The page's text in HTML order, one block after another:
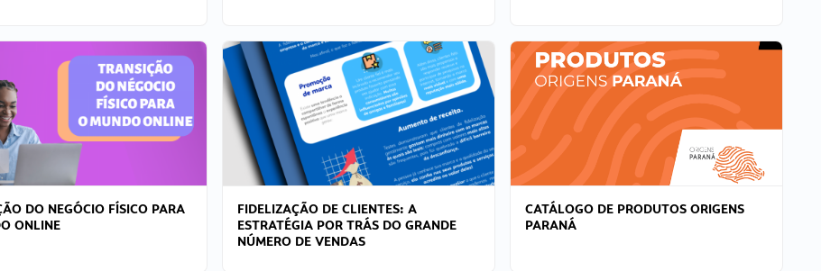
DO NEGÓCIO FÍSICO PARA
ONLINE
FIDELIZAÇÃO DE CLIENTES: A
ESTRATÉGIA POR TRÁS DO GRANDE
NÚMERO DE VENDAS
CATÁLOGO DE PRODUTOS ORIGENS
PARANÁ